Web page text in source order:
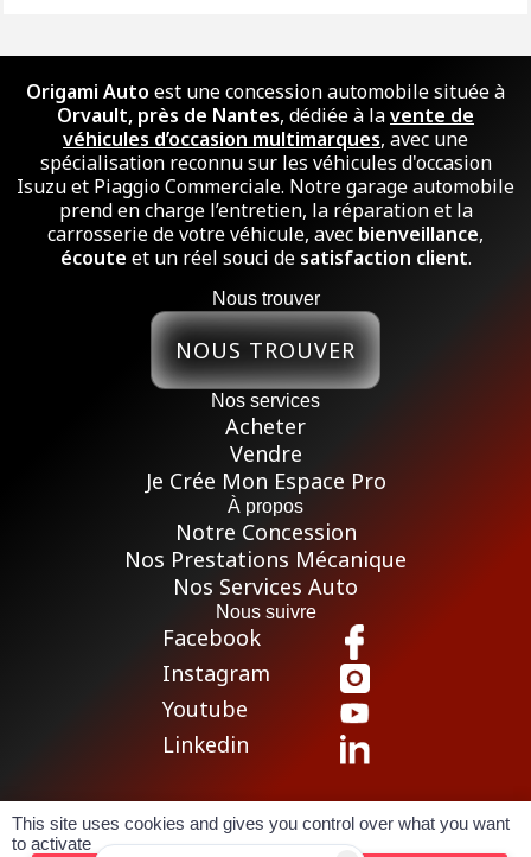
Origami Auto est une concession automobile située à
Orvault, près de Nantes, dédiée à lavente de
véhicules d’occasion multimarques, avec une
spécialisation reconnu sur les véhicules d'occasion
Isuzu et Piaggio Commerciale. Notre garage automobile
prend en charge l’entretien, la réparation et la
carrosserie de votre véhicule, avec bienveillance,
écoute et un réel souci de satisfaction client.
Nous trouver
NOUS TROUVER
Nos services
Acheter
Vendre
Je Crée Mon Espace Pro
À propos
Notre Concession
Nos Prestations Mécanique
Nos Services Auto
Nous suivre
Facebook
Instagram
Youtube
Linkedin
Pour les trajets courts, privilégiez la marche ou le vélo
This site uses cookies and gives you control over what you want
to activate